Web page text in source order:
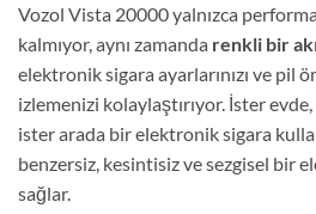
Vozol Vista 20000 yalnızca
kalmıyor, aynı zamanda renkli bir
elektronik sigara ayarlarınızı ve pil
izlemenizi kolaylaştırıyor. İster
ister arada bir elektronik sigara
benzersiz, kesintisiz ve sezgisel bir
sağlar.